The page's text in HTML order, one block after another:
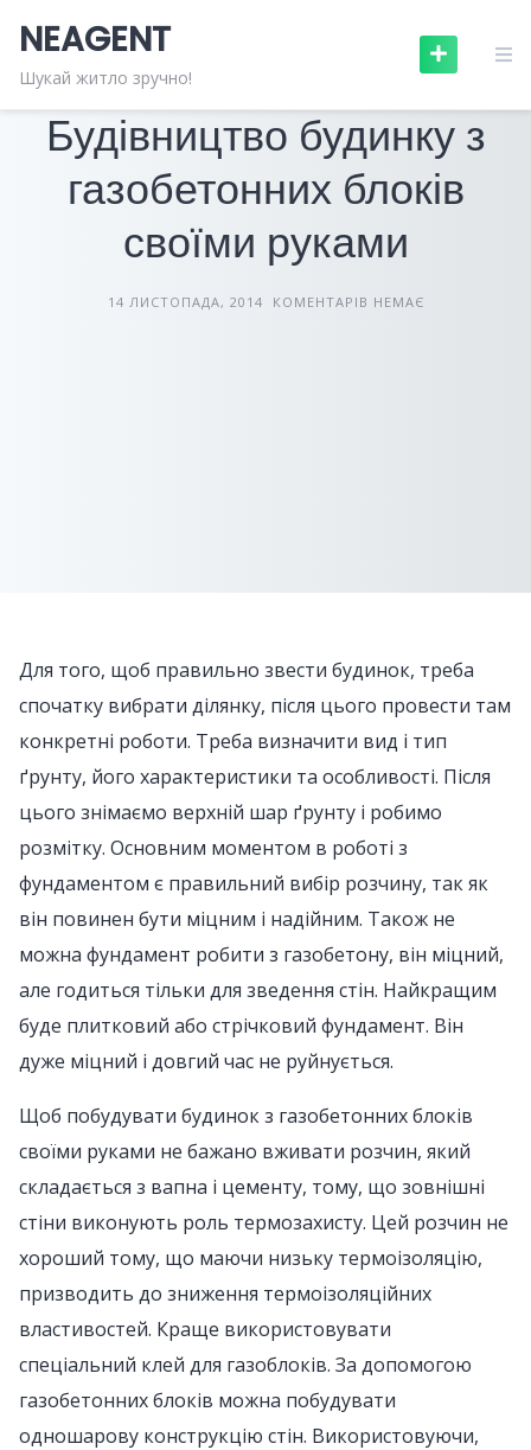
content
NEAGENT
Шукай житло зручно!БУДІВЕЛЬНІ МАТЕРІАЛИ
Будівництво будинку з
газобетонних блоків
своїми руками
14 ЛИСТОПАДА, 2014 КОМЕНТАРІВ НЕМАЄ
Для того, щоб правильно звести будинок, треба
спочатку вибрати ділянку, після цього провести там
конкретні роботи. Треба визначити вид і тип
ґрунту, його характеристики та особливості. Після
цього знімаємо верхній шар ґрунту і робимо
розмітку. Основним моментом в роботі з
фундаментом є правильний вибір розчину, так як
він повинен бути міцним і надійним. Також не
можна фундамент робити з газобетону, він міцний,
але годиться тільки для зведення стін. Найкращим
буде плитковий або стрічковий фундамент. Він
дуже міцний і довгий час не руйнується.
Щоб побудувати будинок з газобетонних блоків
своїми руками не бажано вживати розчин, який
складається з вапна і цементу, тому, що зовнішні
стіни виконують роль термозахисту. Цей розчин не
хороший тому, що маючи низьку термоізоляцію,
призводить до зниження термоізоляційних
властивостей. Краще використовувати
спеціальний клей для газоблоків. За допомогою
газобетонних блоків можна побудувати
одношарову конструкцію стін. Використовуючи,